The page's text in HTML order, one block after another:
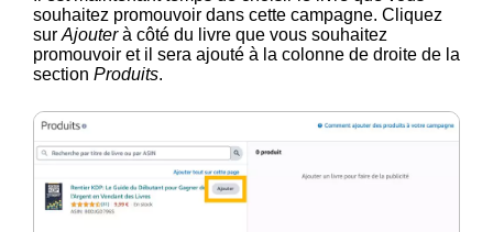
souhaitez promouvoir dans cette campagne. Cliquez
sur Ajouterà côté du livre que vous souhaitez
promouvoir et il sera ajouté à la colonne de droite de la
section Produits.